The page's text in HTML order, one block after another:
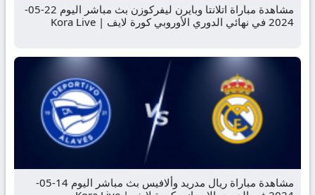
مشاهدة مباراة اتلانتا وبايرن ليفركوزن بث مباشر اليوم 22-05-
2024 في نهائي الدوري الأوروبي كورة لايف | Kora Live
مشاهدة مباراة ريال مدريد وألافيس بث مباشر اليوم 14-05-